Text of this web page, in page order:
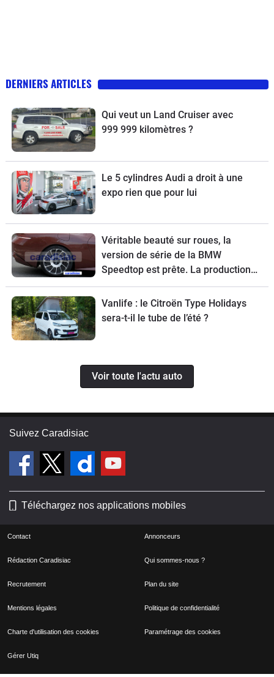
DERNIERS ARTICLES
Qui veut un Land Cruiser avec
999 999 kilomètres ?
Le 5 cylindres Audi a droit à une
expo rien que pour lui
Véritable beauté sur roues, la
version de série de la BMW
Speedtop est prête. La production
de ce break de chasse sera limitée à
70 exemplaires.
Vanlife : le Citroën Type Holidays
sera-t-il le tube de l’été ?
Voir toute l'actu auto
Suivez Caradisiac
Téléchargez nos applications mobiles
Contact Annonceurs
Rédaction Caradisiac Qui sommes-nous ?
Recrutement Plan du site
Mentions légales Politique de confidentialité
Charte d'utilisation des cookies Paramétrage des cookies
Gérer Utiq